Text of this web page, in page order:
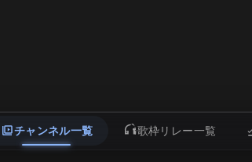
チャンネル一覧 歌枠リレー一覧